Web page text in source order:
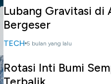
Lubang Gravitasi di
Bergeser
TECH 5 bulan yang lalu
Rotasi Inti Bumi